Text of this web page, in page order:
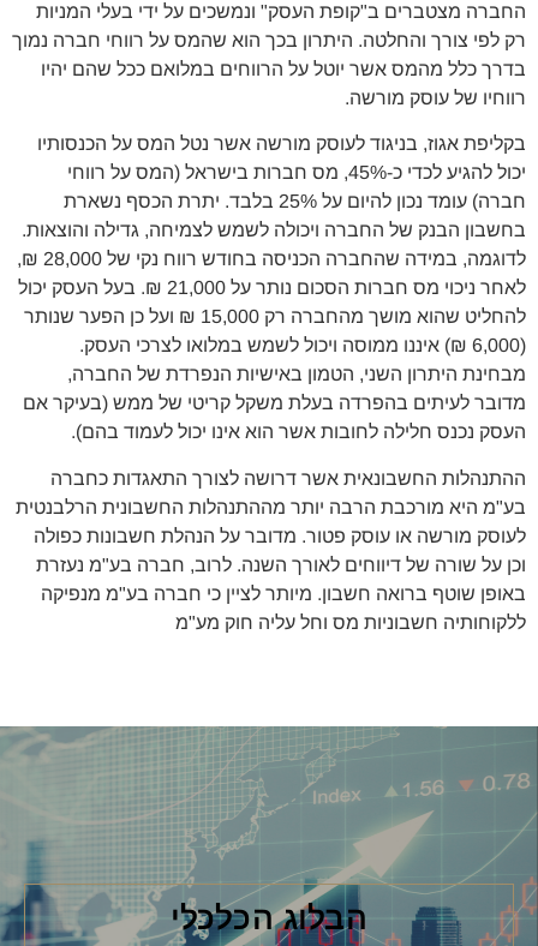
החברה מצטברים ב"קופת העסק" ונמשכים על ידי בעלי המניות
רק לפי צורך והחלטה. היתרון בכך הוא שהמס על רווחי חברה נמוך
בדרך כלל מהמס אשר יוטל על הרווחים במלואם ככל שהם יהיו
רווחיו של עוסק מורשה.
בקליפת אגוז, בניגוד לעוסק מורשה אשר נטל המס על הכנסותיו
יכול להגיע לכדי כ-45%, מס חברות בישראל (המס על רווחי
חברה) עומד נכון להיום על 25% בלבד. יתרת הכסף נשארת
בחשבון הבנק של החברה ויכולה לשמש לצמיחה, גדילה והוצאות.
לדוגמה, במידה שהחברה הכניסה בחודש רווח נקי של 28,000 ₪,
לאחר ניכוי מס חברות הסכום נותר על 21,000 ₪. בעל העסק יכול
להחליט שהוא מושך מהחברה רק 15,000 ₪ ועל כן הפער שנותר
(6,000 ₪) איננו ממוסה ויכול לשמש במלואו לצרכי העסק.
מבחינת היתרון השני, הטמון באישיות הנפרדת של החברה,
מדובר לעיתים בהפרדה בעלת משקל קריטי של ממש (בעיקר אם
העסק נכנס חלילה לחובות אשר הוא אינו יכול לעמוד בהם).
ההתנהלות החשבונאית אשר דרושה לצורך התאגדות כחברה
בע"מ היא מורכבת הרבה יותר מההתנהלות החשבונית הרלבנטית
לעוסק מורשה או עוסק פטור. מדובר על הנהלת חשבונות כפולה
וכן על שורה של דיווחים לאורך השנה. לרוב, חברה בע"מ נעזרת
באופן שוטף ברואה חשבון. מיותר לציין כי חברה בע"מ מנפיקה
ללקוחותיה חשבוניות מס וחל עליה חוק מע"מ
הבלוג הכלכלי